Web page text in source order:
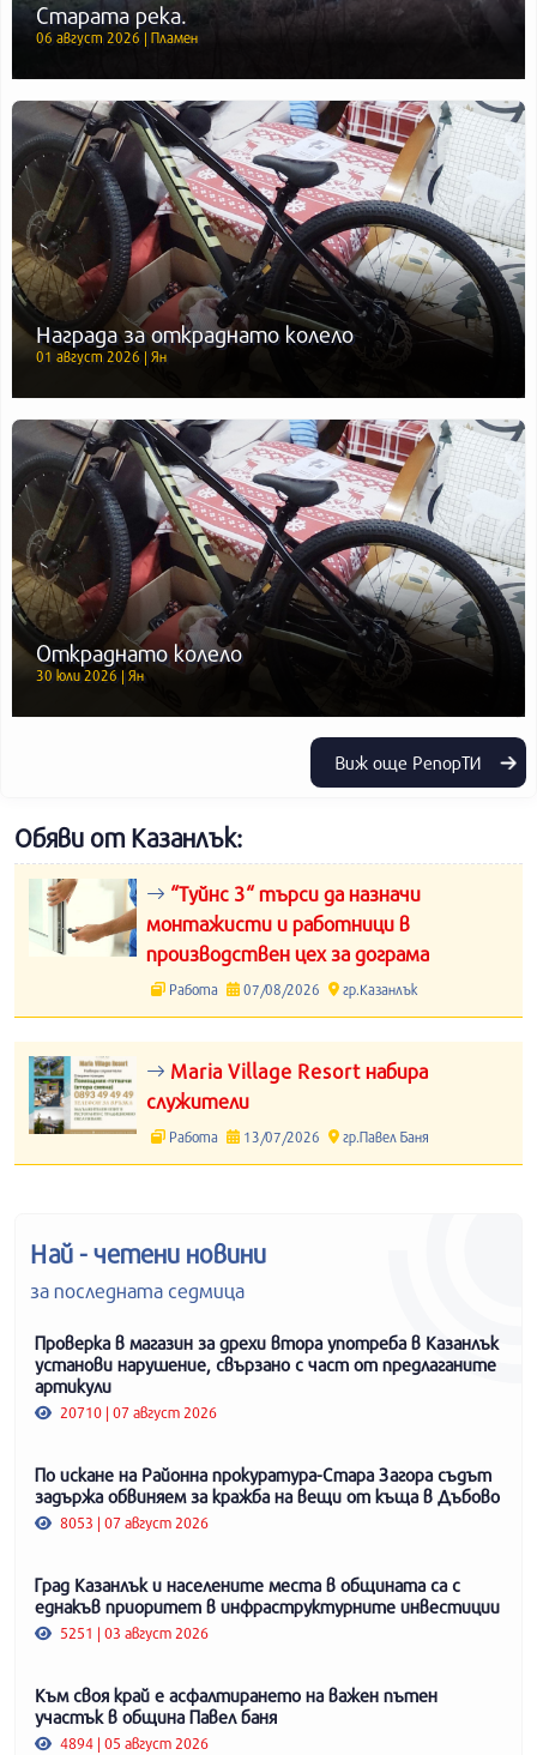
Старата река.
06 август 2026 | Пламен
Награда за откраднато колело
01 август 2026 | Ян
Откраднато колело
30 юли 2026 | Ян
Виж още РепорТИ
Обяви от Казанлък:
“Туйнс 3“ търси да назначи
монтажисти и работници в
производствен цех за дограма
Работа 07/08/2026 гр.Казанлък
Maria Village Resort набира
служители
Работа 13/07/2026 гр.Павел Баня
Най - четени новини
за последната седмица
Проверка в магазин за дрехи втора употреба в Казанлък
установи нарушение, свързано с част от предлаганите
артикули
20710 | 07 август 2026
По искане на Районна прокуратура-Стара Загора съдът
задържа обвиняем за кражба на вещи от къща в Дъбово
8053 | 07 август 2026
Град Казанлък и населените места в общината са с
еднакъв приоритет в инфраструктурните инвестиции
5251 | 03 август 2026
Към своя край е асфалтирането на важен пътен
участък в община Павел баня
4894 | 05 август 2026